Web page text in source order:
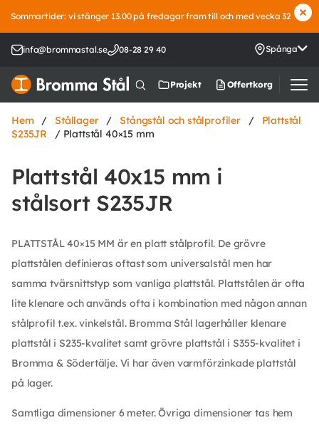
Sommartider: vi stänger 13.00 på fredagar fram till och med vecka 32
info@brommastal.se 08-28 29 40 Spånga
Projekt Offertkorg
Hem / Stållager / Stångstål och stålprofiler /
Plattstål
S235JR
/ Plattstål 40×15 mm
Plattstål 40x15 mm i
stålsort S235JR
PLATTSTÅL 40×15 MM är en platt stålprofil. De grövre
plattstålen definieras oftast som universalstål men har
samma tvärsnittstyp som vanliga plattstål. Plattstålen är ofta
lite klenare och används ofta i kombination med någon annan
stålprofil t.ex. vinkelstål. Bromma Stål lagerhåller klenare
plattstål i S235-kvalitet samt grövre plattstål i S355-kvalitet i
Bromma & Södertälje. Vi har även varmförzinkade plattstål
på lager.
Samtliga dimensioner 6 meter. Övriga dimensioner tas hem